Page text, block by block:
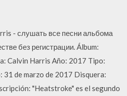
- слушать все песни альбома
без регистрации. Álbum:
Calvin Harris Año: 2017 Tipo:
31 de marzo de 2017 Disquera:
"Heatstroke" es el segundo